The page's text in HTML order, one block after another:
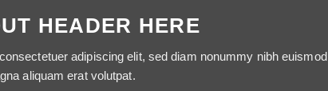
HEADER HERE
adipiscing elit, sed diam nonummy nibh euismod
aliquam erat volutpat.